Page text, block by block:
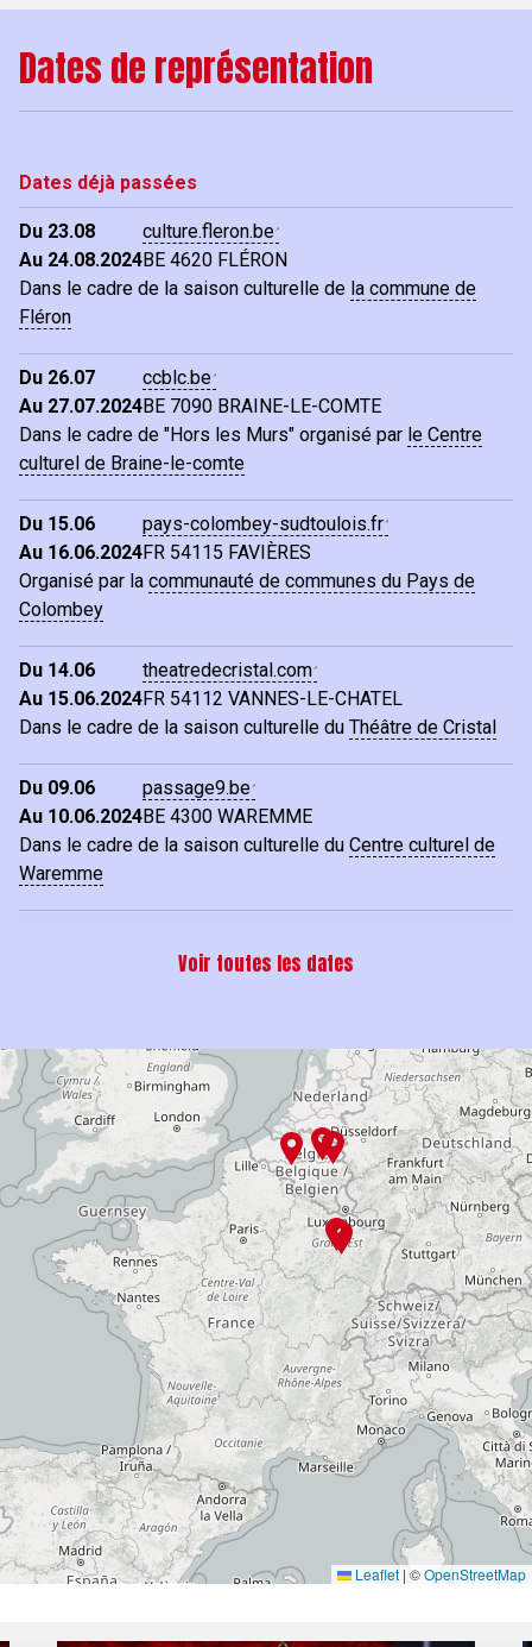
Dates de représentation
Dates déjà passées
Du 23.08
Au 24.08.2024
culture.fleron.be
BE 4620 FLÉRON
Dans le cadre de la saison culturelle de la commune de
Fléron
Du 26.07
Au 27.07.2024
ccblc.be
BE 7090 BRAINE-LE-COMTE
Dans le cadre de "Hors les Murs" organisé par le Centre
culturel de Braine-le-comte
Du 15.06
Au 16.06.2024
pays-colombey-sudtoulois.fr
FR 54115 FAVIÈRES
Organisé par la communauté de communes du Pays de
Colombey
Du 14.06
Au 15.06.2024
theatredecristal.com
FR 54112 VANNES-LE-CHATEL
Dans le cadre de la saison culturelle du Théâtre de Cristal
Du 09.06
Au 10.06.2024
passage9.be
BE 4300 WAREMME
Dans le cadre de la saison culturelle du Centre culturel de
Waremme
Voir toutes les dates
Leaflet | ©OpenStreetMap